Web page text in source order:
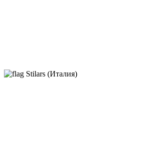
Stilars (Италия)